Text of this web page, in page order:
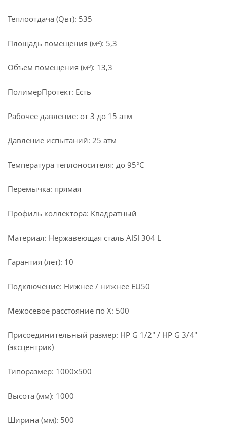
Теплоотдача (Qвт): 535
Площадь помещения (м²): 5,3
Объем помещения (м³): 13,3
ПолимерПротект: Есть
Рабочее давление: от 3 до 15 атм
Давление испытаний: 25 атм
Температура теплоносителя: до 95°С
Перемычка: прямая
Профиль коллектора: Квадратный
Материал: Нержавеющая сталь AISI 304 L
Гарантия (лет): 10
Подключение: Нижнее / нижнее EU50
Межосевое расстояние по X: 500
Присоединительный размер: НР G 1/2" / НР G 3/4"
(эксцентрик)
Типоразмер: 1000x500
Высота (мм): 1000
Ширина (мм): 500